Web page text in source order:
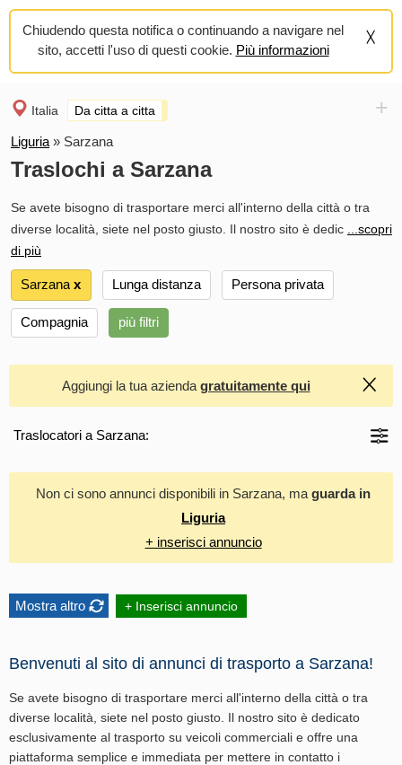
Chiudendo questa notifica o continuando a navigare nel
sito, accetti l'uso di questi cookie. Più informazioni
Italia Da citta a citta +
Liguria » Sarzana
Traslochi a Sarzana
Se avete bisogno di trasportare merci all'interno della città o tra
diverse località, siete nel posto giusto. Il nostro sito è dedic
...scopri
di più
Sarzana х Lunga distanza Persona privata
Compagnia più filtri
Aggiungi la tua azienda gratuitamente qui
Traslocatori a Sarzana:
Non ci sono annunci disponibili in Sarzana, ma guarda in
Liguria
+ inserisci annuncio
Mostra altro + Inserisci annuncio
Benvenuti al sito di annunci di trasporto a Sarzana!
Se avete bisogno di trasportare merci all'interno della città o tra
diverse località, siete nel posto giusto. Il nostro sito è dedicato
esclusivamente al trasporto su veicoli commerciali e offre una
piattaforma semplice e immediata per mettere in contatto i